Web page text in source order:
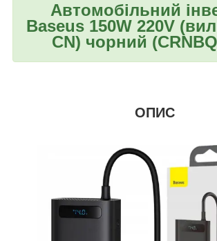
Автомобільний
Baseus 150W 220V
CN) чорний
ОПИС